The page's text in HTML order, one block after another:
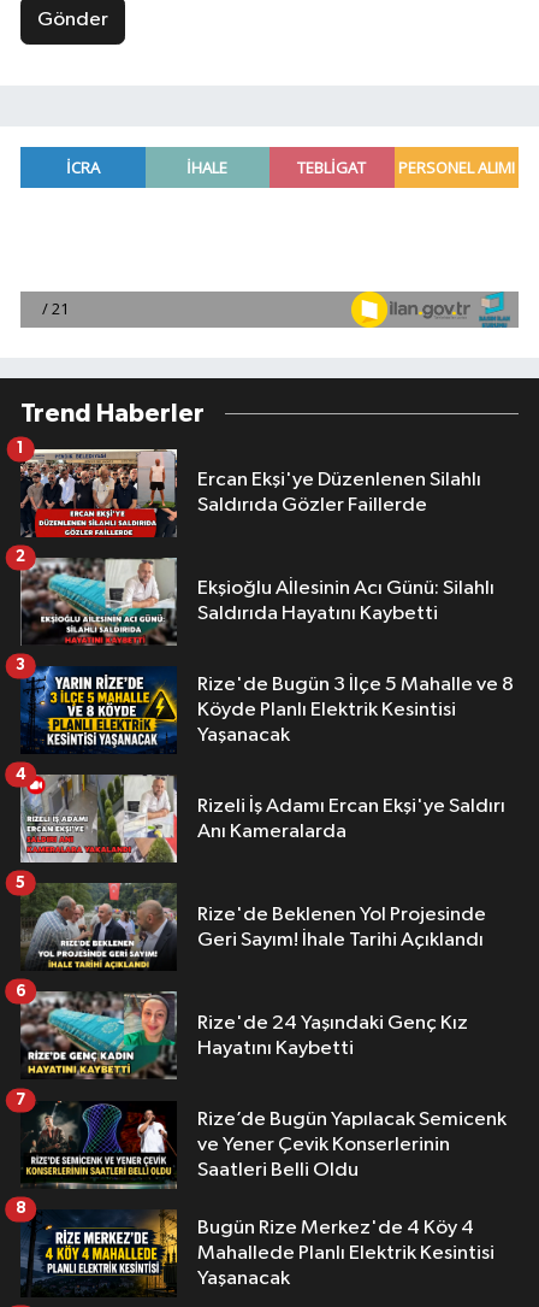
Gönder
Trend Haberler
Ercan Ekşi'ye Düzenlenen Silahlı
Saldırıda Gözler Faillerde
1
Ekşioğlu Aİlesinin Acı Günü: Silahlı
Saldırıda Hayatını Kaybetti
2
Rize'de Bugün 3 İlçe 5 Mahalle ve 8
Köyde Planlı Elektrik Kesintisi
Yaşanacak
3
Rizeli İş Adamı Ercan Ekşi'ye Saldırı
Anı Kameralarda
4
Rize'de Beklenen Yol Projesinde
Geri Sayım! İhale Tarihi Açıklandı
5
Rize'de 24 Yaşındaki Genç Kız
Hayatını Kaybetti
6
Rize’de Bugün Yapılacak Semicenk
ve Yener Çevik Konserlerinin
Saatleri Belli Oldu
7
Bugün Rize Merkez'de 4 Köy 4
Mahallede Planlı Elektrik Kesintisi
Yaşanacak
8